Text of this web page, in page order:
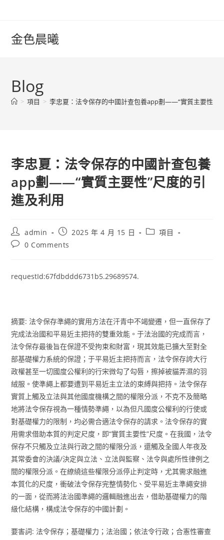
content金色晨曦
Blog
> 項目 > 李忠夏：法令保存的中國計查包養app劃——“實質主要性”尺
李忠夏：法令保存的中國計查包養
app劃——“實質主要性”尺度的引
進及利用
Post
author:
admin
Post
published:
2025 年 4 月 15 日
Post項目
Post0 Comments
requestId:67fdbddd6731b5.29689574.
摘要: 法令保存準繩的實用方法在汗青中不竭變遷，但一直保存了
完成法治國和平易近主把持的雙重效能。于法治國的完成而言，
法令保存最後旨在保證不受拘束和財富，現其效能已擴大至對全
部基礎權力系統的保證；于平易近主把持而言，法令保存誇大行
政權甚至一切國度公權利的行宋微勾了勾唇，擦掉被貓弄濕的羽
絨服。使準繩上都要遭到平易近主立法的束縛與把持。法令保存
實質上觸及立法與其他國度機構之間的權限分派，不克不及簡略
地將法令保存視為一種情勢準繩，以為但凡國度公權利的行使或
對基礎權力的限制，均必需合適法令保存的請求。法令保存的實
用需求借助本質的判定尺度，即“實質主要性”尺度。在我國，法令
保存不只觸及立法與行政之間的權限分派，還觸及全國人年夜及
其常委會的決議/決定與立法、立法與監察、法令與處所性律例之
間的權限分派。在繚繞這些權限分派停止判定時，尤其需求融進
本質化的尺度，衝破法令保存完整情勢化、受平易近主準繩安排
的一面，從而將法治國準繩的邏輯融進出去，借助基礎權力的階
級化結構，構成法令保存的中國計劃。
要害詞: 法令保存；基礎權力；法治國；依法令行政；合憲性審查